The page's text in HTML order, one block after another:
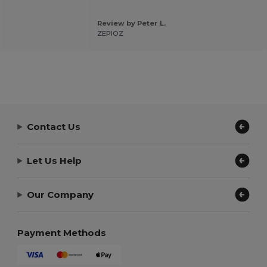
Review by Peter L.
ZEPIOZ
Contact Us
Let Us Help
Our Company
Payment Methods